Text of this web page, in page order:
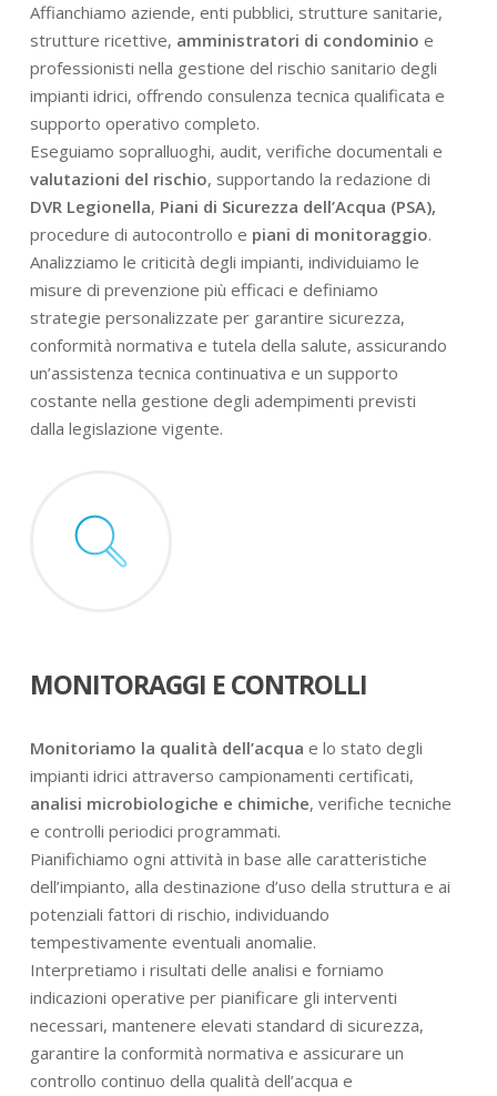
Affianchiamo aziende, enti pubblici, strutture sanitarie,
strutture ricettive, amministratori di condominio e
professionisti nella gestione del rischio sanitario degli
impianti idrici, offrendo consulenza tecnica qualificata e
supporto operativo completo.
Eseguiamo sopralluoghi, audit, verifiche documentali e
valutazioni del rischio, supportando la redazione di
DVR Legionella, Piani di Sicurezza dell’Acqua (PSA),
procedure di autocontrollo e piani di monitoraggio.
Analizziamo le criticità degli impianti, individuiamo le
misure di prevenzione più efficaci e definiamo
strategie personalizzate per garantire sicurezza,
conformità normativa e tutela della salute, assicurando
un’assistenza tecnica continuativa e un supporto
costante nella gestione degli adempimenti previsti
dalla legislazione vigente.
MONITORAGGI E CONTROLLI
Monitoriamo la qualità dell’acqua e lo stato degli
impianti idrici attraverso campionamenti certificati,
analisi microbiologiche e chimiche, verifiche tecniche
e controlli periodici programmati.
Pianifichiamo ogni attività in base alle caratteristiche
dell’impianto, alla destinazione d’uso della struttura e ai
potenziali fattori di rischio, individuando
tempestivamente eventuali anomalie.
Interpretiamo i risultati delle analisi e forniamo
indicazioni operative per pianificare gli interventi
necessari, mantenere elevati standard di sicurezza,
garantire la conformità normativa e assicurare un
controllo continuo della qualità dell’acqua e